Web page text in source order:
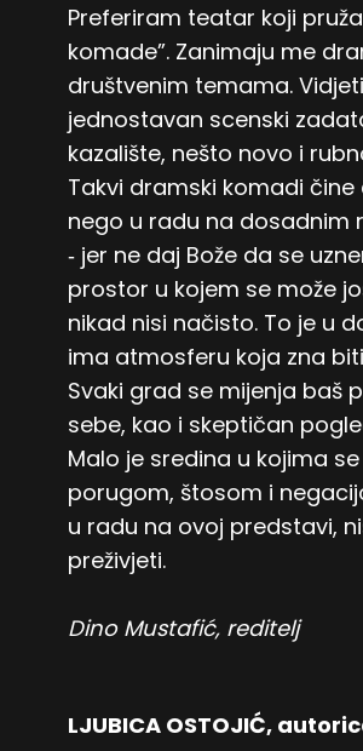
Preferiram teatar koji
komade”. Zanimaju me
društvenim temama.
jednostavan scenski
kazalište, nešto novo i
Takvi dramski komadi
nego u radu na
‐ jer ne daj Bože da se
prostor u kojem se može
nikad nisi načisto. To je u
ima atmosferu koja zna
Svaki grad se mijenja baš
sebe, kao i skeptičan
Malo je sredina u kojima
porugom, štosom i
u radu na ovoj predstavi,
preživjeti.
Dino Mustafić, reditelj
LJUBICA OSTOJIĆ,